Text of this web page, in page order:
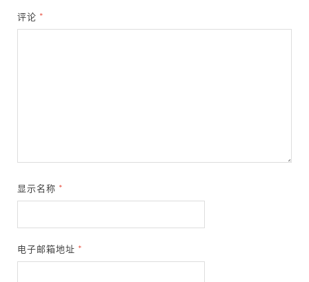
评论 *
显示名称 *
电子邮箱地址 *